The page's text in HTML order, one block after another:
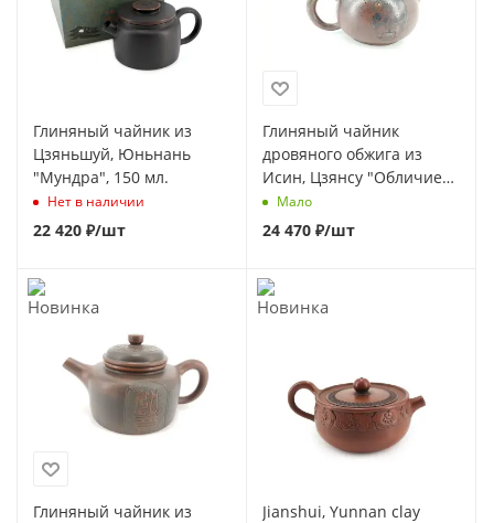
Глиняный чайник из
Цзяньшуй, Юньнань
"Мундра", 150 мл.
Нет в наличии
22 420 ₽/шт
Глиняный чайник
дровяного обжига из
Исин, Цзянсу "Обличие",
190 мл
Мало
24 470 ₽/шт
Глиняный чайник из
Jianshui, Yunnan clay